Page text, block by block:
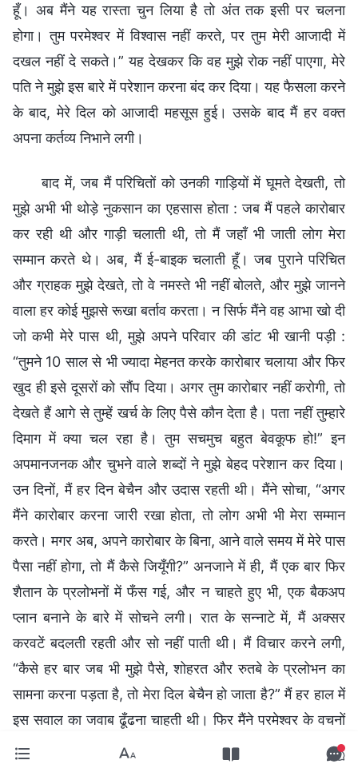
हूँ। अब मैंने यह रास्ता चुन लिया है तो अंत तक इसी पर चलना
होगा। तुम परमेश्वर में विश्वास नहीं करते, पर तुम मेरी आजादी में
दखल नहीं दे सकते।” यह देखकर कि वह मुझे रोक नहीं पाएगा, मेरे
पति ने मुझे इस बारे में परेशान करना बंद कर दिया। यह फैसला करने
के बाद, मेरे दिल को आजादी महसूस हुई। उसके बाद मैं हर वक्त
अपना कर्तव्य निभाने लगी।
बाद में, जब मैं परिचितों को उनकी गाड़ियों में घूमते देखती, तो
मुझे अभी भी थोड़े नुकसान का एहसास होता : जब मैं पहले कारोबार
कर रही थी और गाड़ी चलाती थी, तो मैं जहाँ भी जाती लोग मेरा
सम्मान करते थे। अब, मैं ई-बाइक चलाती हूँ। जब पुराने परिचित
और ग्राहक मुझे देखते, तो वे नमस्ते भी नहीं बोलते, और मुझे जानने
वाला हर कोई मुझसे रूखा बर्ताव करता। न सिर्फ मैंने वह आभा खो दी
जो कभी मेरे पास थी, मुझे अपने परिवार की डांट भी खानी पड़ी :
“तुमने 10 साल से भी ज्यादा मेहनत करके कारोबार चलाया और फिर
खुद ही इसे दूसरों को सौंप दिया। अगर तुम कारोबार नहीं करोगी, तो
देखते हैं आगे से तुम्हें खर्च के लिए पैसे कौन देता है। पता नहीं तुम्हारे
दिमाग में क्या चल रहा है। तुम सचमुच बहुत बेवकूफ हो!” इन
अपमानजनक और चुभने वाले शब्दों ने मुझे बेहद परेशान कर दिया।
उन दिनों, मैं हर दिन बेचैन और उदास रहती थी। मैंने सोचा, “अगर
मैंने कारोबार करना जारी रखा होता, तो लोग अभी भी मेरा सम्मान
करते। मगर अब, अपने कारोबार के बिना, आने वाले समय में मेरे पास
पैसा नहीं होगा, तो मैं कैसे जियूँगी?” अनजाने में ही, मैं एक बार फिर
शैतान के प्रलोभनों में फँस गई, और न चाहते हुए भी, एक बैकअप
प्लान बनाने के बारे में सोचने लगी। रात के सन्नाटे में, मैं अक्सर
करवटें बदलती रहती और सो नहीं पाती थी। मैं विचार करने लगी,
“कैसे हर बार जब भी मुझे पैसे, शोहरत और रुतबे के प्रलोभन का
सामना करना पड़ता है, तो मेरा दिल बेचैन हो जाता है?” मैं हर हाल में
इस सवाल का जवाब ढूँढना चाहती थी। फिर मैंने परमेश्वर के वचनों
का यह अंश पढ़ा : “
‘दुनिया पैसों के इशारों पर नाचती है’ यह शैतान का